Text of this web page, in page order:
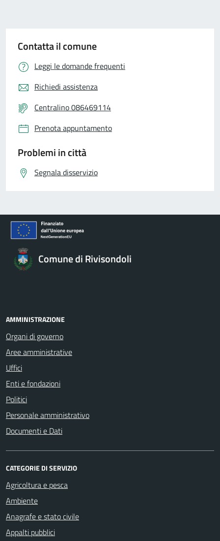
Contatta il comune
Leggi le domande frequenti
Richiedi assistenza
Centralino 086469114
Prenota appuntamento
Problemi in città
Segnala disservizio
Comune di Rivisondoli
AMMINISTRAZIONE
Organi di governo
Aree amministrative
Uffici
Enti e fondazioni
Politici
Personale amministrativo
Documenti e Dati
CATEGORIE DI SERVIZIO
Agricoltura e pesca
Ambiente
Anagrafe e stato civile
Appalti pubblici